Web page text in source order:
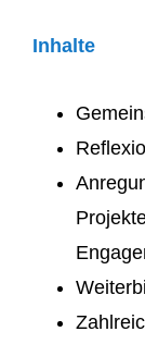
Inhalte